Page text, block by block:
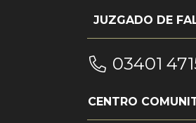
JUZGADO DE
03401
CENTRO